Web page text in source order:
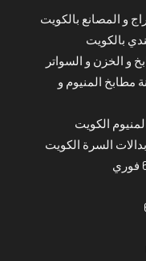
و المصانع بالكويت
بالكويت
و الخزن و السواتر
مطابخ المنيوم و
الكويت
السرة الكويت